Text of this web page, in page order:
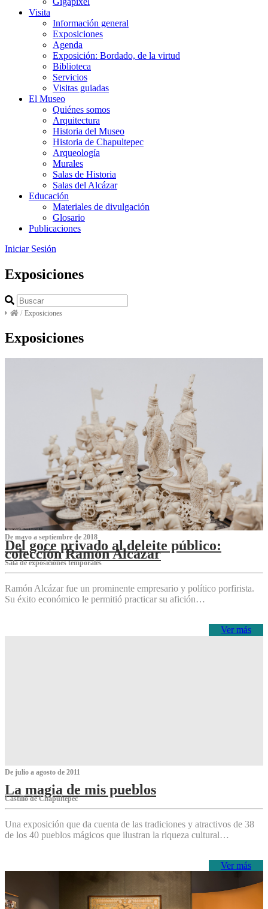
Visita
Información general
Exposiciones
Agenda
Exposición: Bordado, de la virtud
Biblioteca
Servicios
Visitas guiadas
El Museo
Quiénes somos
Arquitectura
Historia del Museo
Historia de Chapultepec
Arqueología
Murales
Salas de Historia
Salas del Alcázar
Educación
Materiales de divulgación
Glosario
Publicaciones
Iniciar Sesión
Exposiciones
/ Exposiciones
Exposiciones
De mayo a septiembre de 2018
Del goce privado al deleite público:
colección Ramón Alcázar
Sala de exposiciones temporales
Ramón Alcázar fue un prominente empresario y político porfirista.
Su éxito económico le permitió practicar su afición…
Ver más
De julio a agosto de 2011
La magia de mis pueblos
Castillo de Chapultepec
Una exposición que da cuenta de las tradiciones y atractivos de 38
de los 40 pueblos mágicos que ilustran la riqueza cultural…
Ver más